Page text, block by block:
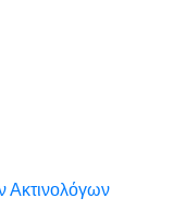
Ακτινολόγων